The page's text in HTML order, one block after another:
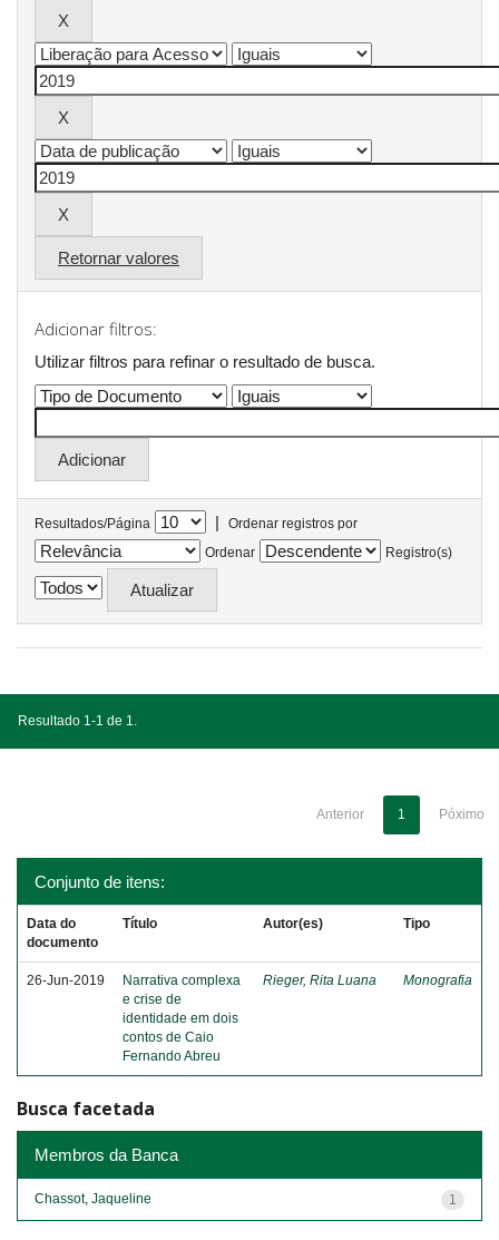
Retornar valores
Adicionar filtros:
Utilizar filtros para refinar o resultado de busca.
Resultados/Página |
Ordenar registros por
Ordenar
Registro(s)
Resultado 1-1 de 1.
Anterior 1 Póximo
Conjunto de itens:
Data do
documento
Título Autor(es) Tipo
26-Jun-2019
Narrativa complexa
e crise de
identidade em dois
contos de Caio
Fernando Abreu
Rieger, Rita Luana Monografia
Busca facetada
Membros da Banca
1
Chassot, Jaqueline